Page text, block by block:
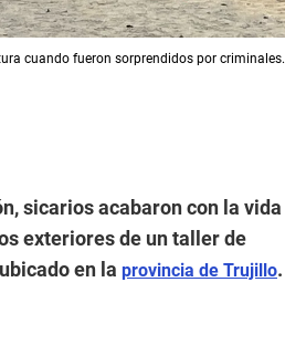
cuando fueron sorprendidos por criminales.
sicarios acabaron con la vida
exteriores de un taller de
en la provincia de Trujillo.